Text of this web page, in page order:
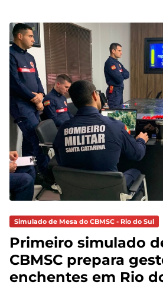
Simulado de Mesa do CBMSC - Rio do Sul
Primeiro simulado
CBMSC prepara
enchentes em Rio